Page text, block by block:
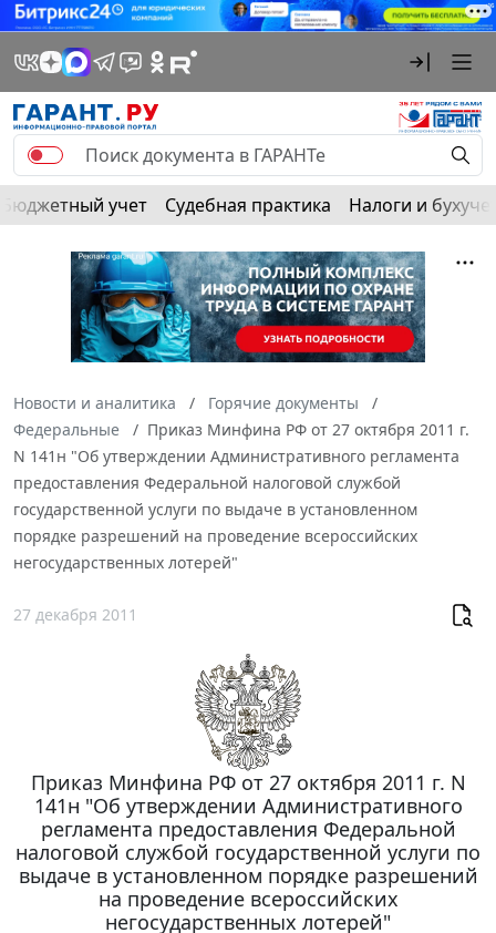
Бюджетный учет Судебная практика Налоги и
Новости и аналитика
Горячие документы
Федеральные
Приказ Минфина РФ от 27 октября 2011 г.
N 141н "Об утверждении Административного регламента
предоставления Федеральной налоговой службой
государственной услуги по выдаче в установленном
порядке разрешений на проведение всероссийских
негосударственных лотерей"
27 декабря 2011
Приказ Минфина РФ от 27 октября 2011 г. N
141н "Об утверждении Административного
регламента предоставления Федеральной
налоговой службой государственной услуги по
выдаче в установленном порядке разрешений
на проведение всероссийских
негосударственных лотерей"